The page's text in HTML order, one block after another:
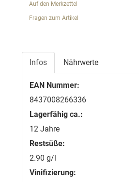
Auf den Merkzettel
Fragen zum Artikel
Infos Nährwerte
EAN Nummer:
8437008266336
Lagerfähig ca.:
12 Jahre
Restsüße:
2.90 g/l
Vinifizierung: